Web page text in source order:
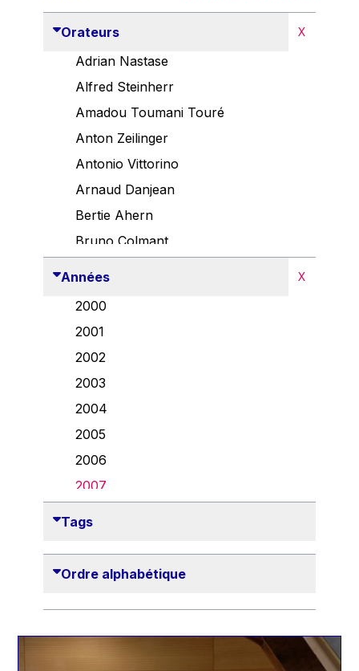
Orateurs X
Adrian Nastase
Alfred Steinherr
Amadou Toumani Touré
Anton Zeilinger
Antonio Vittorino
Arnaud Danjean
Bertie Ahern
Bruno Colmant
Frederica Mogherini
Gaston Reinesch
Gil Carlos Rodrigues Iglesias
Années X
2000
2001
2002
2003
2004
2005
2006
2007
2012
2013
Tags
Ordre alphabétique